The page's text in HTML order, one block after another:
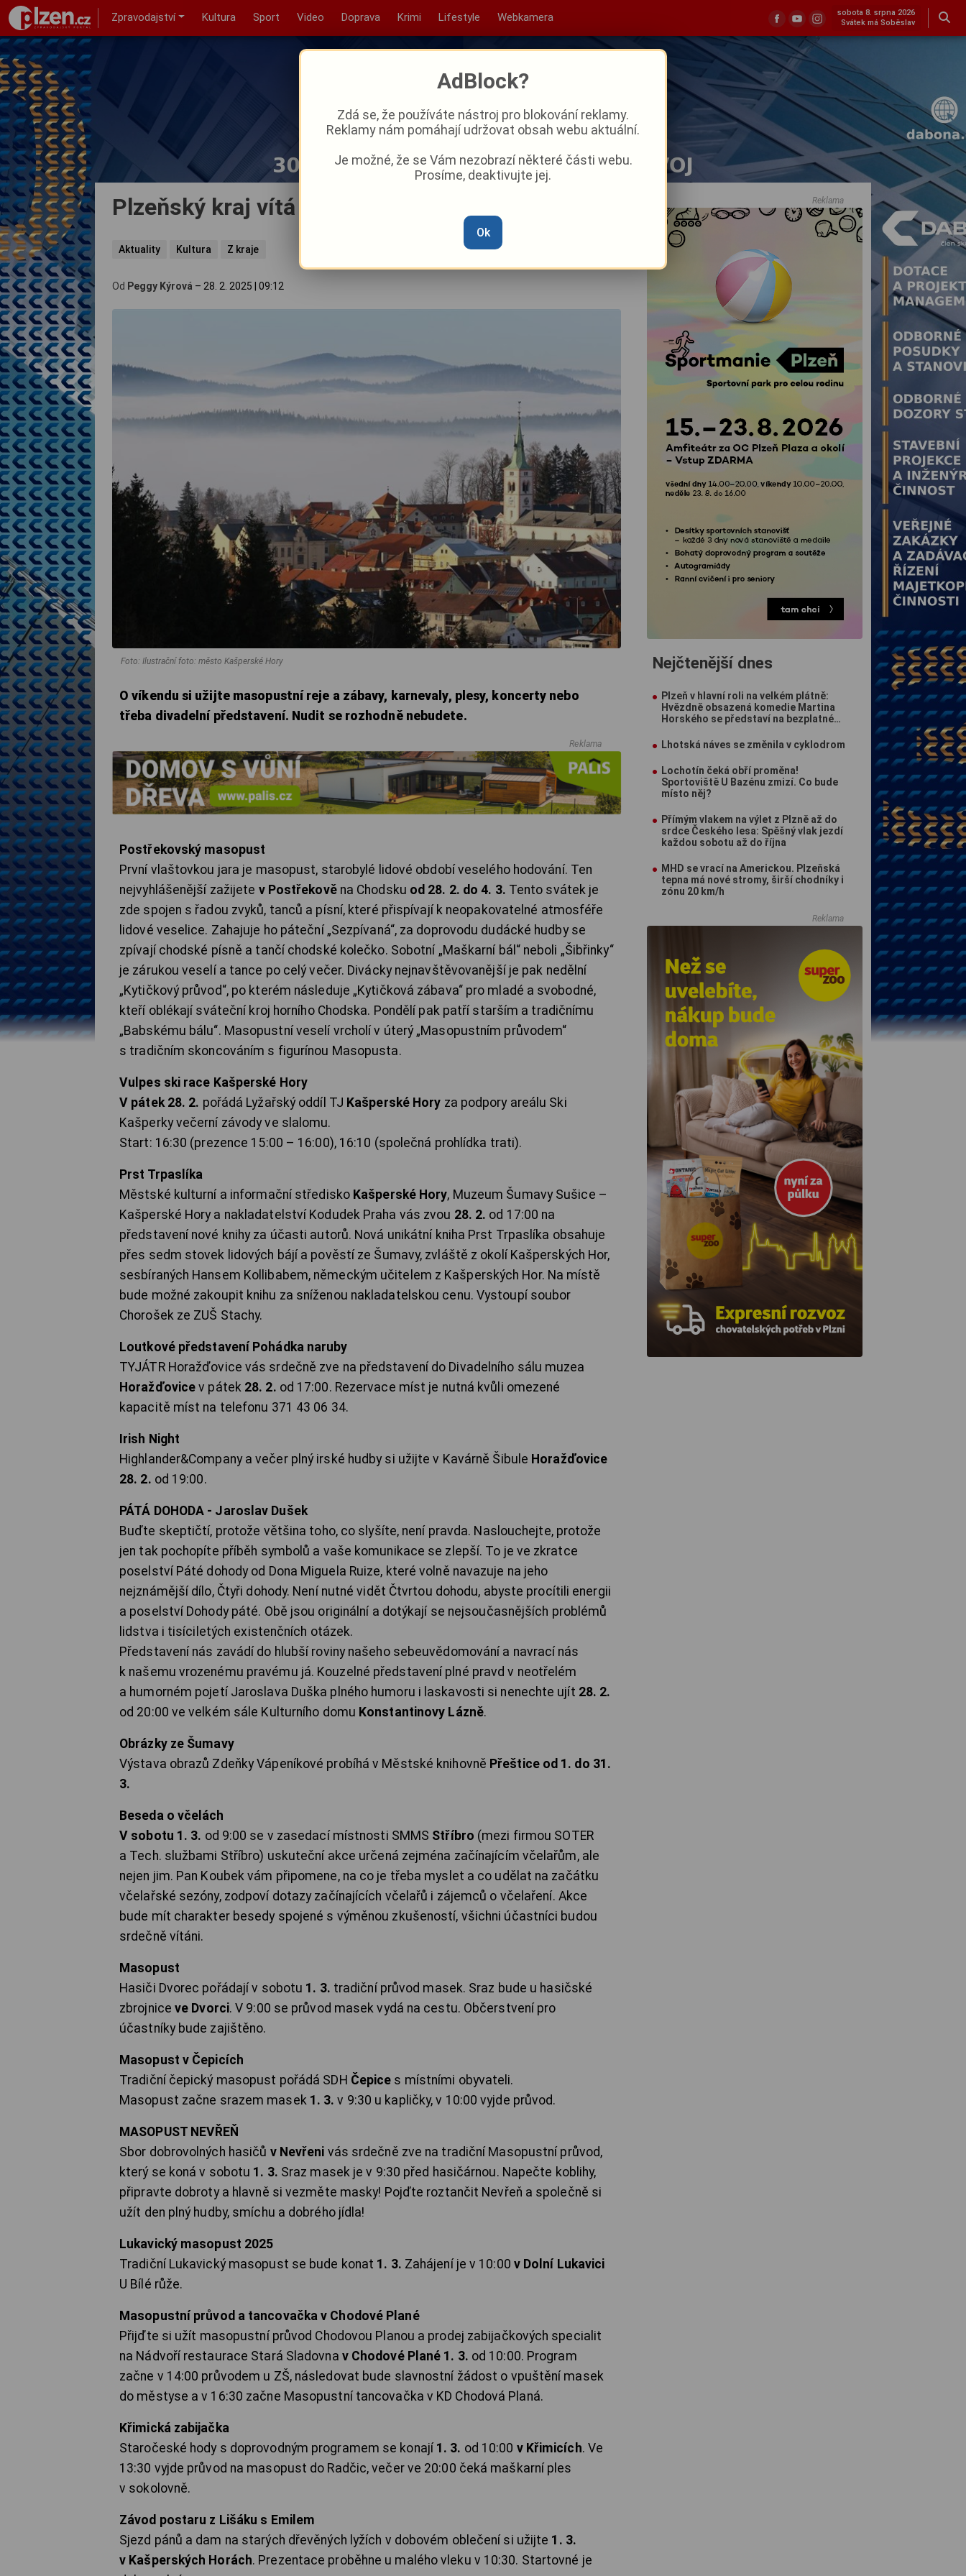
Zpravodajství Kultura Sport Video Doprava Krimi Lifestyle Webkamera
sobota 8. srpna 2026
Svátek má Soběslav
Plzeňský kraj vítá březen vesele
Aktuality Kultura Z kraje
Od Peggy Kýrová – 28. 2. 2025 09:12
Foto: Ilustrační foto: město Kašperské Hory
O víkendu si užijte masopustní reje a zábavy, karnevaly, plesy, koncerty nebo
třeba divadelní představení. Nudit se rozhodně nebudete.
Reklama
Postřekovský masopust
První vlaštovkou jara je masopust, starobylé lidové období veselého hodování. Ten
nejvyhlášenější zažijete v Postřekověna Chodsku od 28. 2. do 4. 3. Tento svátek je
zde spojen s řadou zvyků, tanců a písní, které přispívají k neopakovatelné atmosféře
lidové veselice. Zahajuje ho páteční „Sezpívaná“, za doprovodu dudácké hudby se
zpívají chodské písně a tančí chodské kolečko. Sobotní „Maškarní bál“ neboli „Šibřinky“
je zárukou veselí a tance po celý večer. Divácky nejnavštěvovanější je pak nedělní
„Kytičkový průvod“, po kterém následuje „Kytičková zábava“ pro mladé a svobodné,
kteří oblékají sváteční kroj horního Chodska. Pondělí pak patří starším a tradičnímu
„Babskému bálu“. Masopustní veselí vrcholí v úterý „Masopustním průvodem“
s tradičním skoncováním s figurínou Masopusta.
Vulpes ski race Kašperské Hory
V pátek 28. 2. pořádá Lyžařský oddíl TJ Kašperské Hory za podpory areálu Ski
Kašperky večerní závody ve slalomu.
Start: 16:30 (prezence 15:00 – 16:00), 16:10 (společná prohlídka trati).
Prst Trpaslíka
Městské kulturní a informační středisko Kašperské Hory, Muzeum Šumavy Sušice –
Kašperské Hory a nakladatelství Kodudek Praha vás zvou 28. 2. od 17:00 na
představení nové knihy za účasti autorů. Nová unikátní kniha Prst Trpaslíka obsahuje
přes sedm stovek lidových bájí a pověstí ze Šumavy, zvláště z okolí Kašperských Hor,
sesbíraných Hansem Kollibabem, německým učitelem z Kašperských Hor. Na místě
bude možné zakoupit knihu za sníženou nakladatelskou cenu. Vystoupí soubor
Chorošek ze ZUŠ Stachy.
Loutkové představení Pohádka naruby
TYJÁTR Horažďovice vás srdečně zve na představení do Divadelního sálu muzea
Horažďovice v pátek 28. 2. od 17:00. Rezervace míst je nutná kvůli omezené
kapacitě míst na telefonu 371 43 06 34.
Irish Night
Highlander&Company a večer plný irské hudby si užijte v Kavárně Šibule Horažďovice
28. 2. od 19:00.
PÁTÁ DOHODA - Jaroslav Dušek
Buďte skeptičtí, protože většina toho, co slyšíte, není pravda. Naslouchejte, protože
jen tak pochopíte příběh symbolů a vaše komunikace se zlepší. To je ve zkratce
poselství Páté dohody od Dona Miguela Ruize, které volně navazuje na jeho
nejznámější dílo, Čtyři dohody. Není nutné vidět Čtvrtou dohodu, abyste procítili energii
a poselství Dohody páté. Obě jsou originální a dotýkají se nejsoučasnějších problémů
lidstva i tisíciletých existenčních otázek.
Představení nás zavádí do hlubší roviny našeho sebeuvědomování a navrací nás
k našemu vrozenému pravému já. Kouzelné představení plné pravd v neotřelém
a humorném pojetí Jaroslava Duška plného humoru i laskavosti si nenechte ujít 28. 2.
od 20:00 ve velkém sále Kulturního domu Konstantinovy Lázně.
Obrázky ze Šumavy
Výstava obrazů Zdeňky Vápeníkové probíhá v Městské knihovně Přeštice od 1. do 31.
3.
Beseda o včelách
V sobotu 1. 3. od 9:00 se v zasedací místnosti SMMS Stříbro (mezi firmou SOTER
a Tech. službami Stříbro) uskuteční akce určená zejména začínajícím včelařům, ale
nejen jim. Pan Koubek vám připomene, na co je třeba myslet a co udělat na začátku
včelařské sezóny, zodpoví dotazy začínajících včelařů i zájemců o včelaření. Akce
bude mít charakter besedy spojené s výměnou zkušeností, všichni účastníci budou
srdečně vítáni.
Masopust
Hasiči Dvorec pořádají v sobotu 1. 3. tradiční průvod masek. Sraz bude u hasičské
zbrojnice ve Dvorci. V 9:00 se průvod masek vydá na cestu. Občerstvení pro
účastníky bude zajištěno.
Masopust v Čepicích
Tradiční čepický masopust pořádá SDH Čepice s místními obyvateli.
Masopust začne srazem masek 1. 3. v 9:30 u kapličky, v 10:00 vyjde průvod.
MASOPUST NEVŘEŇ
Sbor dobrovolných hasičů v Nevřeni vás srdečně zve na tradiční Masopustní průvod,
který se koná v sobotu 1. 3. Sraz masek je v 9:30 před hasičárnou. Napečte koblihy,
připravte dobroty a hlavně si vezměte masky! Pojďte roztančit Nevřeň a společně si
užít den plný hudby, smíchu a dobrého jídla!
Lukavický masopust 2025
Tradiční Lukavický masopust se bude konat 1. 3. Zahájení je v 10:00 v Dolní Lukavici
U Bílé růže.
Masopustní průvod a tancovačka v Chodové Plané
Přijďte si užít masopustní průvod Chodovou Planou a prodej zabijačkových specialit
na Nádvoří restaurace Stará Sladovna v Chodové Plané 1. 3. od 10:00. Program
začne v 14:00 průvodem u ZŠ, následovat bude slavnostní žádost o vpuštění masek
do městyse a v 16:30 začne Masopustní tancovačka v KD Chodová Planá.
Křimická zabijačka
Staročeské hody s doprovodným programem se konají 1. 3. od 10:00 v Křimicích. Ve
13:30 vyjde průvod na masopust do Radčic, večer ve 20:00 čeká maškarní ples
v sokolovně.
Závod postaru z Lišáku s Emilem
Sjezd pánů a dam na starých dřevěných lyžích v dobovém oblečení si užijte 1. 3.
v Kašperských Horách. Prezentace proběhne u malého vleku v 10:30. Startovné je
Reklama
Nejčtenější dnes
Plzeň v hlavní roli na velkém plátně:
Hvězdně obsazená komedie Martina
Horského se představí na bezplatné
Lhotská náves se změnila v cyklodrom
Lochotín čeká obří proměna!
Sportoviště U Bazénu zmizí. Co bude
místo něj?
Přímým vlakem na výlet z Plzně až do
srdce Českého lesa: Spěšný vlak jezdí
každou sobotu až do října
MHD se vrací na Americkou. Plzeňská
tepna má nové stromy, širší chodníky i
zónu 20 km/h
Reklama
AdBlock?
Zdá se, že používáte nástroj pro blokování reklamy.
Reklamy nám pomáhají udržovat obsah webu aktuální.
Je možné, že se Vám nezobrazí některé části webu.
Prosíme, deaktivujte jej.
Ok